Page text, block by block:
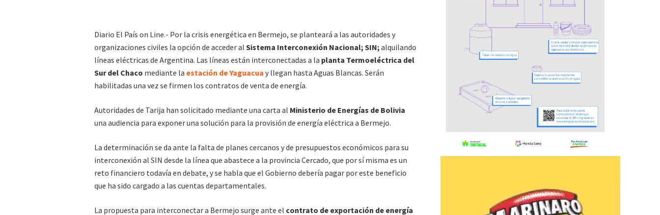
Diario El País on Line.- Por la crisis energética en Bermejo, se planteará a las autoridades y
organizaciones civiles la opción de acceder al Sistema Interconexión Nacional; SIN; alquilando
líneas eléctricas de Argentina. Las líneas están interconectadas a la planta Termoeléctrica del
Sur del Chaco mediante la estación de Yaguacua y llegan hasta Aguas Blancas. Serán
habilitadas una vez se firmen los contratos de venta de energía.
Autoridades de Tarija han solicitado mediante una carta al Ministerio de Energías de Bolivia
una audiencia para exponer una solución para la provisión de energía eléctrica a Bermejo.
La determinación se da ante la falta de planes cercanos y de presupuestos económicos para su
interconexión al SIN desde la línea que abastece a la provincia Cercado, que por sí misma es un
reto financiero todavía en debate, y se habla que el Gobierno debería pagar por este beneficio
que ha sido cargado a las cuentas departamentales.
La propuesta para interconectar a Bermejo surge ante el contrato de exportación de energía